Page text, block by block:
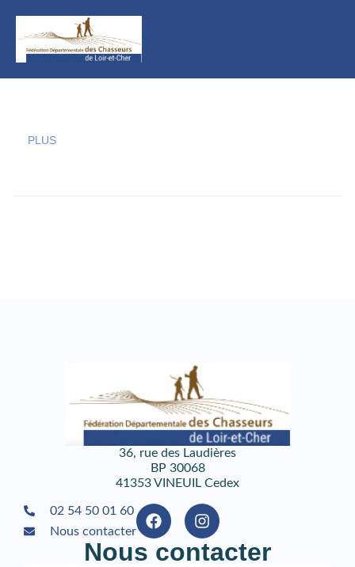
principal
PLUS
36, rue des Laudières
BP 30068
41353 VINEUIL Cedex
02 54 50 01 60
Nous contacter
Nous contacter